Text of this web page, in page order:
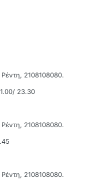
2108108080.
23.30
2108108080.
2108108080.